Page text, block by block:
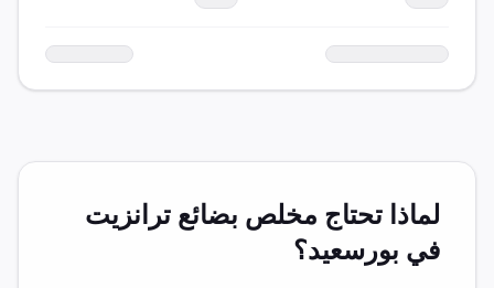
لماذا تحتاج مخلص بضائع ترانزيت
في بورسعيد؟